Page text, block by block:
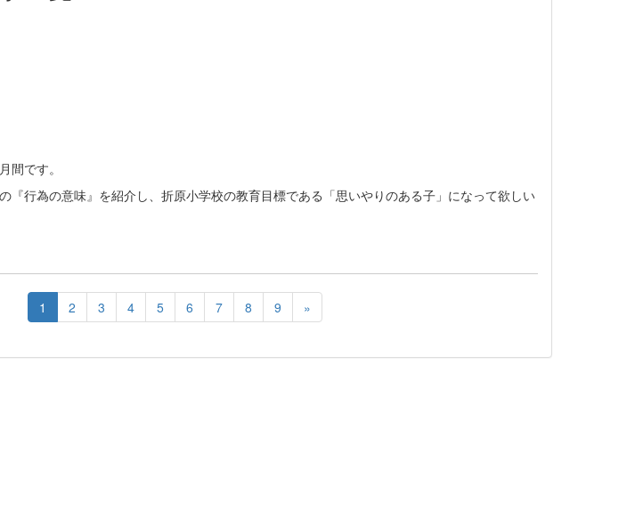
間です。
『行為の意味』を紹介し、折原小学校の教育目標である「思いやりのある子」になって欲しい
1 2 3 4 5 6 7 8 9 »